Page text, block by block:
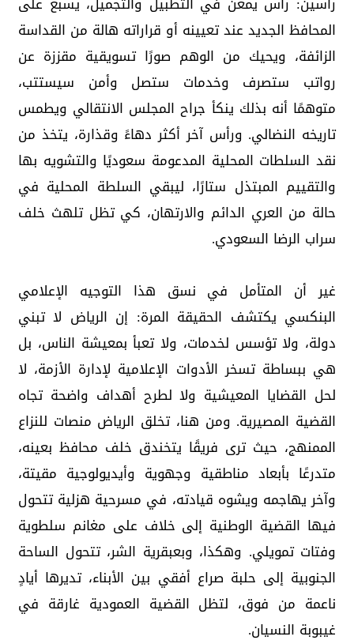
المحافظ الجديد عند تعيينه أو قراراته هالة من القداسة
الزائفة، ويحيك من الوهم صورًا تسويقية مقززة عن
رواتب ستصرف وخدمات ستصل وأمن سيستتب،
متوهمًا أنه بذلك ينكأ جراح المجلس الانتقالي ويطمس
تاريخه النضالي. ورأس آخر أكثر دهاءً وقذارة، يتخذ من
نقد السلطات المحلية المدعومة سعوديًا والتشويه بها
والتقييم المبتذل ستارًا، ليبقي السلطة المحلية في
حالة من العري الدائم والارتهان، كي تظل تلهث خلف
سراب الرضا السعودي.
غير أن المتأمل في نسق هذا التوجيه الإعلامي
البنكسي يكتشف الحقيقة المرة: إن الرياض لا تبني
دولة، ولا تؤسس لخدمات، ولا تعبأ بمعيشة الناس، بل
هي ببساطة تسخر الأدوات الإعلامية لإدارة الأزمة، لا
لحل القضايا المعيشية ولا لطرح أهداف واضحة تجاه
القضية المصيرية. ومن هنا، تخلق الرياض منصات للنزاع
الممنهج، حيث ترى فريقًا يتخندق خلف محافظ بعينه،
متدرعًا بأبعاد مناطقية وجهوية وأيديولوجية مقيتة،
وآخر يهاجمه ويشوه قيادته، في مسرحية هزلية تتحول
فيها القضية الوطنية إلى خلاف على مغانم سلطوية
وفتات تمويلي. وهكذا، وبعبقرية الشر، تتحول الساحة
الجنوبية إلى حلبة صراع أفقي بين الأبناء، تديرها أيادٍ
ناعمة من فوق، لتظل القضية العمودية غارقة في
غيبوبة النسيان.